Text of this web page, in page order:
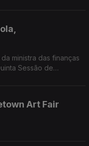
ministra das finanças
Sessão de
Art Fair